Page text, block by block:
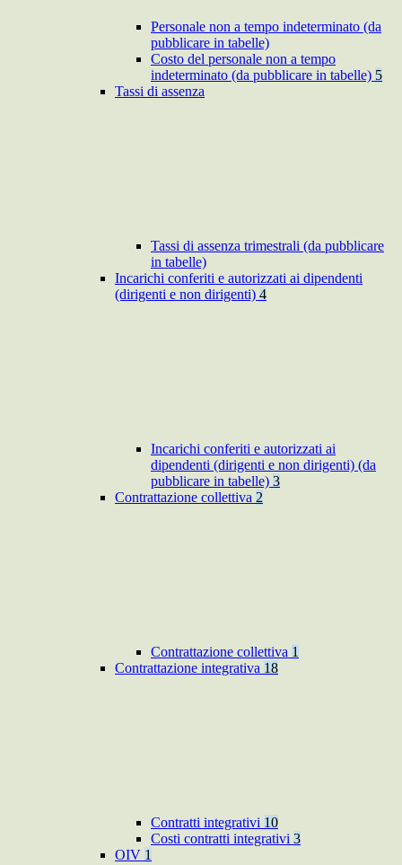
Personale non a tempo indeterminato (da
pubblicare in tabelle)
Costo del personale non a tempo
indeterminato (da pubblicare in tabelle) 5
Tassi di assenza
Tassi di assenza trimestrali (da pubblicare
in tabelle)
Incarichi conferiti e autorizzati ai dipendenti
(dirigenti e non dirigenti) 4
Incarichi conferiti e autorizzati ai
dipendenti (dirigenti e non dirigenti) (da
pubblicare in tabelle) 3
Contrattazione collettiva 2
Contrattazione collettiva 1
Contrattazione integrativa 18
Contratti integrativi 10
Costi contratti integrativi 3
OIV 1